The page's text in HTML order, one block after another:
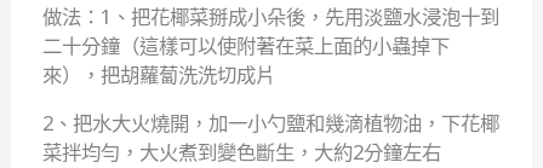
做法：1、把花椰菜掰成小朵後，先用淡鹽水浸泡十到
二十分鐘（這樣可以使附著在菜上面的小蟲掉下
來），把胡蘿蔔洗洗切成片
2、把水大火燒開，加一小勺鹽和幾滴植物油，下花椰
菜拌均勻，大火煮到變色斷生，大約2分鐘左右